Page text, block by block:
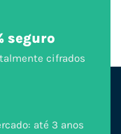
seguro
cifrados
até 3 anos